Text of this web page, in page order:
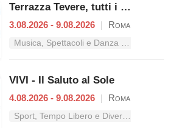
Terrazza Tevere, tutti i concerti dal 3 al 9 agosto
3.08.2026 - 9.08.2026 | Roma
VIVI - Il Saluto al Sole
4.08.2026 - 9.08.2026 | Roma